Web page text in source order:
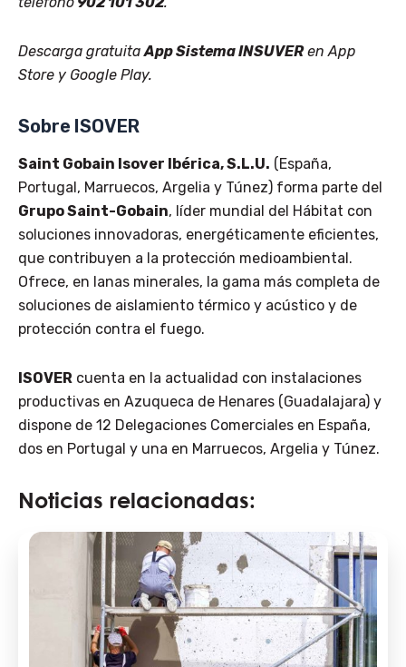
Descarga gratuitaApp Sistema INSUVERen App
Store y Google Play.
Sobre ISOVER
Saint Gobain Isover Ibérica, S.L.U. (España,
Portugal, Marruecos, Argelia y Túnez) forma parte del
Grupo Saint-Gobain, líder mundial del Hábitat con
soluciones innovadoras, energéticamente eficientes,
que contribuyen a la protección medioambiental.
Ofrece, en lanas minerales, la gama más completa de
soluciones de aislamiento térmico y acústico y de
protección contra el fuego.
ISOVER cuenta en la actualidad con instalaciones
productivas en Azuqueca de Henares (Guadalajara) y
dispone de 12 Delegaciones Comerciales en España,
dos en Portugal y una en Marruecos, Argelia y Túnez.
Noticias relacionadas: